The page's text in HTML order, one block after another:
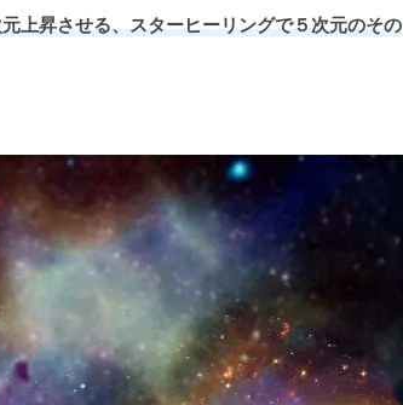
上昇させる、スターヒーリングで５次元のその